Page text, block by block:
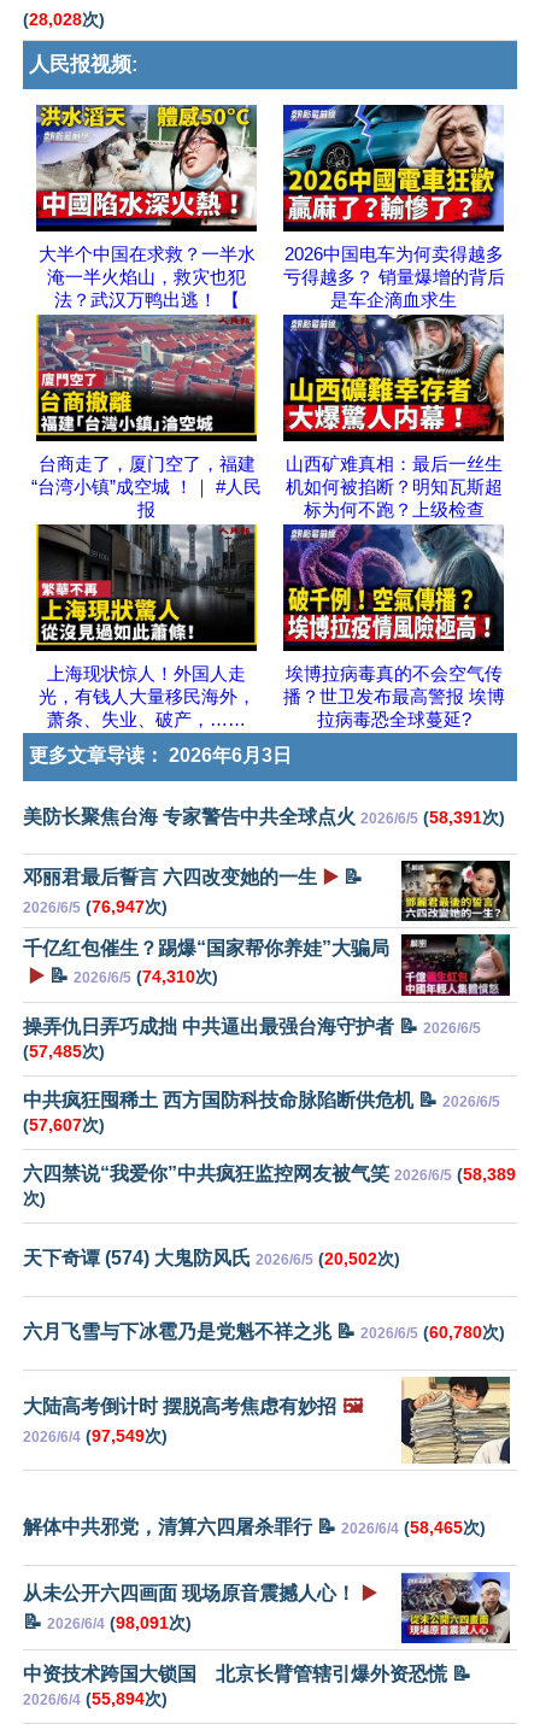
(28,028次)
人民报视频:
大半个中国在求救？一半水
淹一半火焰山，救灾也犯
法？武汉万鸭出逃！ 【
2026中国电车为何卖得越多
亏得越多？ 销量爆增的背后
是车企滴血求生
台商走了，厦门空了，福建
“台湾小镇”成空城 ！｜ #人民
报
山西矿难真相：最后一丝生
机如何被掐断？明知瓦斯超
标为何不跑？上级检查
上海现状惊人！外国人走
光，有钱人大量移民海外，
萧条、失业、破产，……
埃博拉病毒真的不会空气传
播？世卫发布最高警报 埃博
拉病毒恐全球蔓延?
更多文章导读： 2026年6月3日
美防长聚焦台海 专家警告中共全球点火 2026/6/5 (58,391次)
邓丽君最后誓言 六四改变她的一生 ▶️ 📝
2026/6/5 (76,947次)
千亿红包催生？踢爆“国家帮你养娃”大骗局
▶️ 📝 2026/6/5 (74,310次)
操弄仇日弄巧成拙 中共逼出最强台海守护者 📝 2026/6/5
(57,485次)
中共疯狂囤稀土 西方国防科技命脉陷断供危机 📝 2026/6/5
(57,607次)
六四禁说“我爱你”中共疯狂监控网友被气笑 2026/6/5 (58,389
次)
天下奇谭 (574) 大鬼防风氏 2026/6/5 (20,502次)
六月飞雪与下冰雹乃是党魁不祥之兆 📝 2026/6/5 (60,780次)
大陆高考倒计时 摆脱高考焦虑有妙招 🖼️
2026/6/4 (97,549次)
解体中共邪党，清算六四屠杀罪行 📝 2026/6/4 (58,465次)
从未公开六四画面 现场原音震撼人心！
▶️
📝 2026/6/4 (98,091次)
中资技术跨国大锁国 北京长臂管辖引爆外资恐慌 📝
2026/6/4 (55,894次)